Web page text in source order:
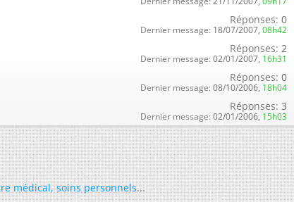
Réponses: 0
Dernier message: 18/07/2007, 08h42
Réponses: 2
Dernier message: 02/01/2007, 16h31
Réponses: 0
Dernier message: 08/10/2006, 18h04
Réponses: 3
Dernier message: 02/01/2006, 15h03
médical,soins personnels...